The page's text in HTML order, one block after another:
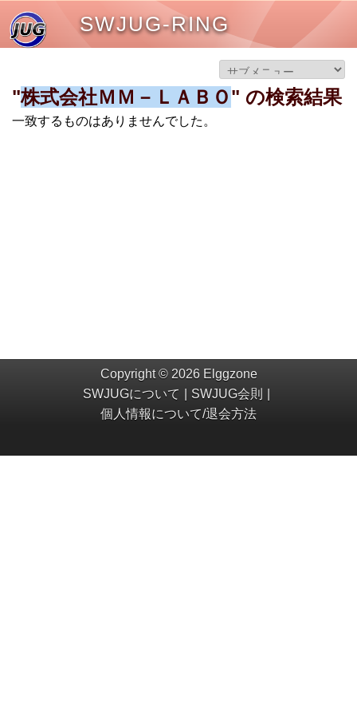
SWJUG-RING
"株式会社ＭＭ－ＬＡＢＯ" の検索結果
一致するものはありませんでした。
Copyright © 2026 Elggzone
SWJUGについて
SWJUG会則
個人情報について/退会方法